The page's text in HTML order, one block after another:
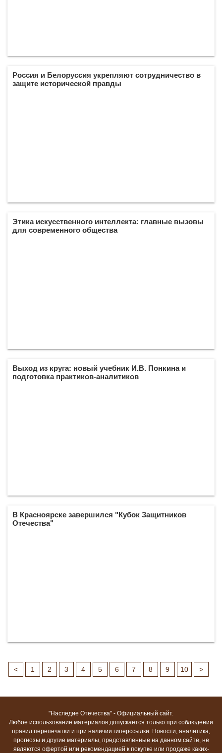
Россия и Белоруссия укрепляют сотрудничество в
защите исторической правды
Этика искусственного интеллекта: главные вызовы
для современного общества
Выход из круга: новый учебник И.В. Понкина и
подготовка практиков-аналитиков
В Красноярске завершился "Кубок Защитников
Отечества"
< 1 2 3 4 5 6 7 8 9 10 >
"Наследие Отечества" - Официальный сайт.
Любое использование материалов допускается только при соблюдении
правил перепечатки и при наличии гиперссылки. Новости, аналитика,
прогнозы и другие материалы, представленные на данном сайте, не
являются офертой или рекомендацией к покупке или продаже каких-